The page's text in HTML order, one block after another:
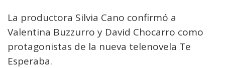
La productora Silvia Cano confirmó a
Valentina Buzzurro y David Chocarro como
protagonistas de la nueva telenovela Te
Esperaba.